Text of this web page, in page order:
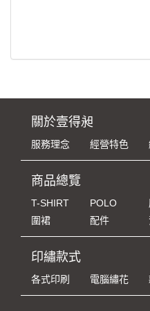
關於壹得昶
服務理念 經營特色
商品總覽
T-SHIRT POLO
圍裙
配件
印繡款式
各式印刷 電腦繡花